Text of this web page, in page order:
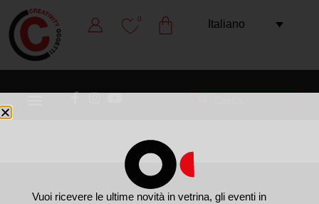
0 Italiano
Vuoi ricevere le ultime novità in vetrina, gli eventi in